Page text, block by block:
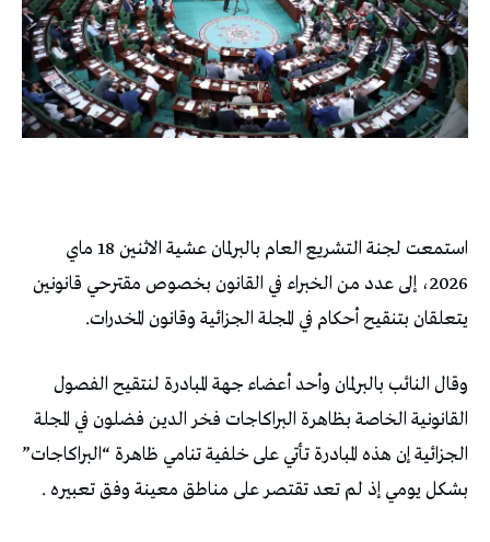
استمعت لجنة التشريع العام بالبرلمان عشية الاثنين 18 ماي
2026، إلى عدد من الخبراء في القانون بخصوص مقترحي قانونين
يتعلقان بتنقيح أحكام في المجلة الجزائية وقانون المخدرات.
وقال النائب بالبرلمان وأحد أعضاء جهة المبادرة لنتقيح الفصول
القانونية الخاصة بظاهرة البراكاجات فخر الدين فضلون في المجلة
الجزائية إن هذه المبادرة تأتي على خلفية تنامي ظاهرة “البراكاجات”
بشكل يومي إذ لم تعد تقتصر على مناطق معينة وفق تعبيره .